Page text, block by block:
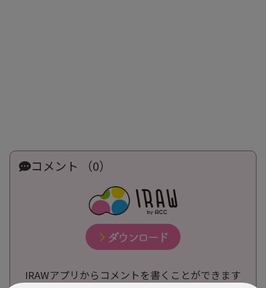
コメント （0）
IRAWアプリからコメントを書くことができます